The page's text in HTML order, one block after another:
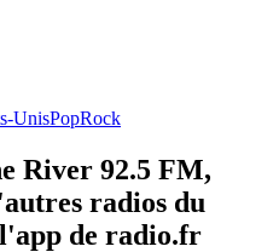
UnisPopRock
River 92.5 FM,
radios du
de radio.fr